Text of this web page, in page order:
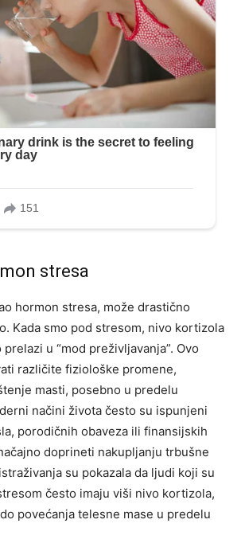
stresa
hormon stresa, može drastično
Kada smo pod stresom, nivo kortizola
u “mod preživljavanja”. Ovo
različite fiziološke promene,
masti, posebno u predelu
načini života često su ispunjeni
porodičnih obaveza ili finansijskih
doprineti nakupljanju trbušne
su pokazala da ljudi koji su
često imaju viši nivo kortizola,
povećanja telesne mase u predelu